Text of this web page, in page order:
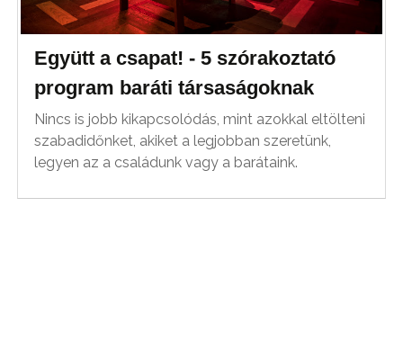
Együtt a csapat! - 5 szórakoztató
program baráti társaságoknak
Nincs is jobb kikapcsolódás, mint azokkal eltölteni
szabadidőnket, akiket a legjobban szeretünk,
legyen az a családunk vagy a barátaink.